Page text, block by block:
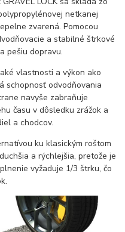
netkanej
zvarená. Pomocou
a stabilné štrkové
pešiu dopravu.
vlastnosti a výkon ako
schopnosť odvodňovania
navyše zabraňuje
času v dôsledku zrážok a
a chodcov.
ku klasickým roštom
a rýchlejšia, pretože je
vyžaduje 1/3 štrku, čo